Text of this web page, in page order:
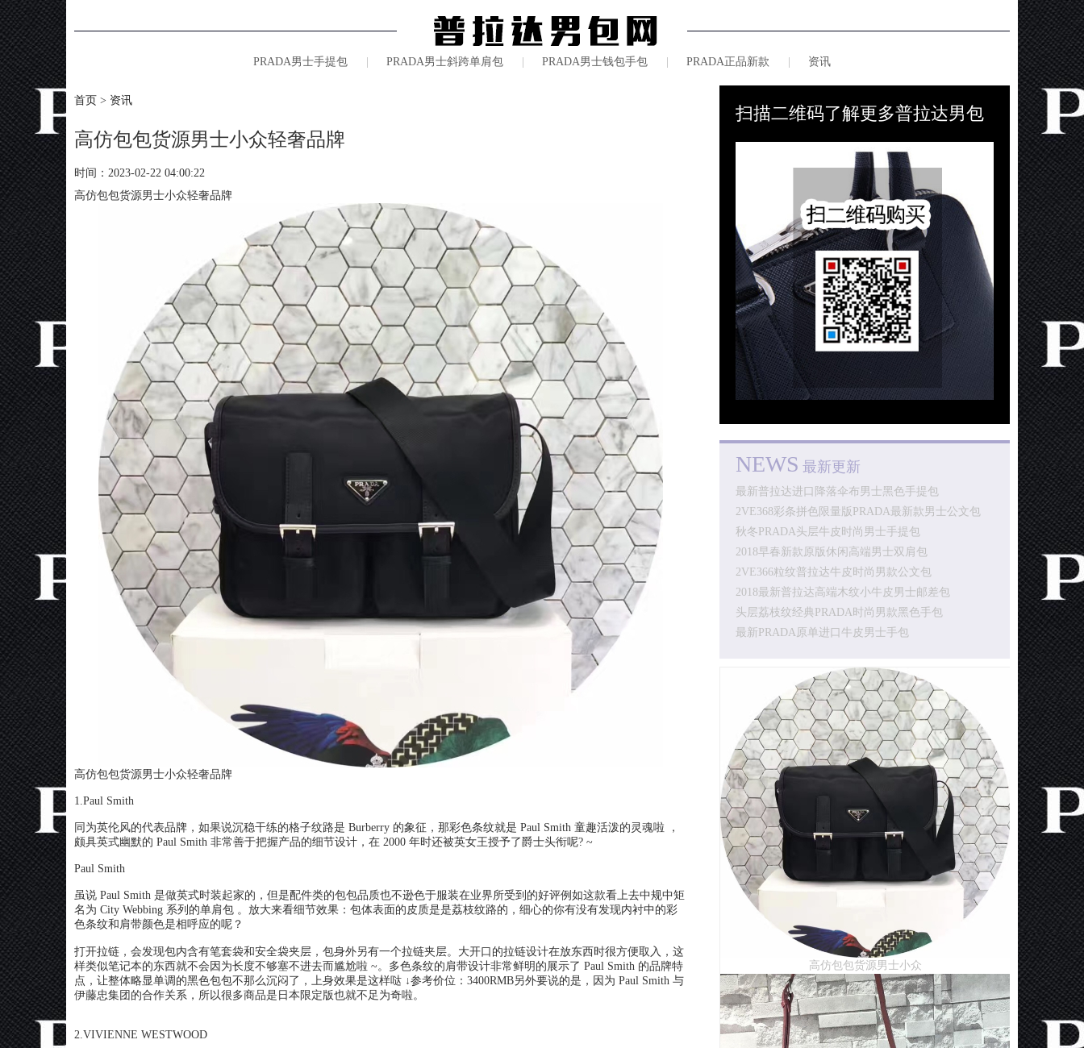
PRADA男士手提包 PRADA男士斜跨单肩包 PRADA男士钱包手包 PRADA正品新款 资讯
首页 > 资讯
高仿包包货源男士小众轻奢品牌
时间：2023-02-22 04:00:22
高仿包包货源男士小众轻奢品牌
高仿包包货源男士小众轻奢品牌
1.Paul Smith
同为英伦风的代表品牌，如果说沉稳干练的格子纹路是 Burberry 的象征，那彩色条纹就是 Paul Smith 童趣活泼的灵魂啦 ，
颇具英式幽默的 Paul Smith 非常善于把握产品的细节设计，在 2000 年时还被英女王授予了爵士头衔呢? ~
Paul Smith
虽说 Paul Smith 是做英式时装起家的，但是配件类的包包品质也不逊色于服装在业界所受到的好评例如这款看上去中规中矩
名为 City Webbing 系列的单肩包 。放大来看细节效果：包体表面的皮质是是荔枝纹路的，细心的你有没有发现内衬中的彩
色条纹和肩带颜色是相呼应的呢？
打开拉链，会发现包内含有笔套袋和安全袋夹层，包身外另有一个拉链夹层。大开口的拉链设计在放东西时很方便取入，这
样类似笔记本的东西就不会因为长度不够塞不进去而尴尬啦 ~。多色条纹的肩带设计非常鲜明的展示了 Paul Smith 的品牌特
点，让整体略显单调的黑色包包不那么沉闷了，上身效果是这样哒 ↓参考价位：3400RMB另外要说的是，因为 Paul Smith 与
伊藤忠集团的合作关系，所以很多商品是日本限定版也就不足为奇啦。
2.VIVIENNE WESTWOOD
扫描二维码了解更多普拉达男包
NEWS 最新更新
最新普拉达进口降落伞布男士黑色手提包
2VE368彩条拼色限量版PRADA最新款男士公文包
秋冬PRADA头层牛皮时尚男士手提包
2018早春新款原版休闲高端男士双肩包
2VE366粒纹普拉达牛皮时尚男款公文包
2018最新普拉达高端木纹小牛皮男士邮差包
头层荔枝纹经典PRADA时尚男款黑色手包
最新PRADA原单进口牛皮男士手包
高仿包包货源男士小众